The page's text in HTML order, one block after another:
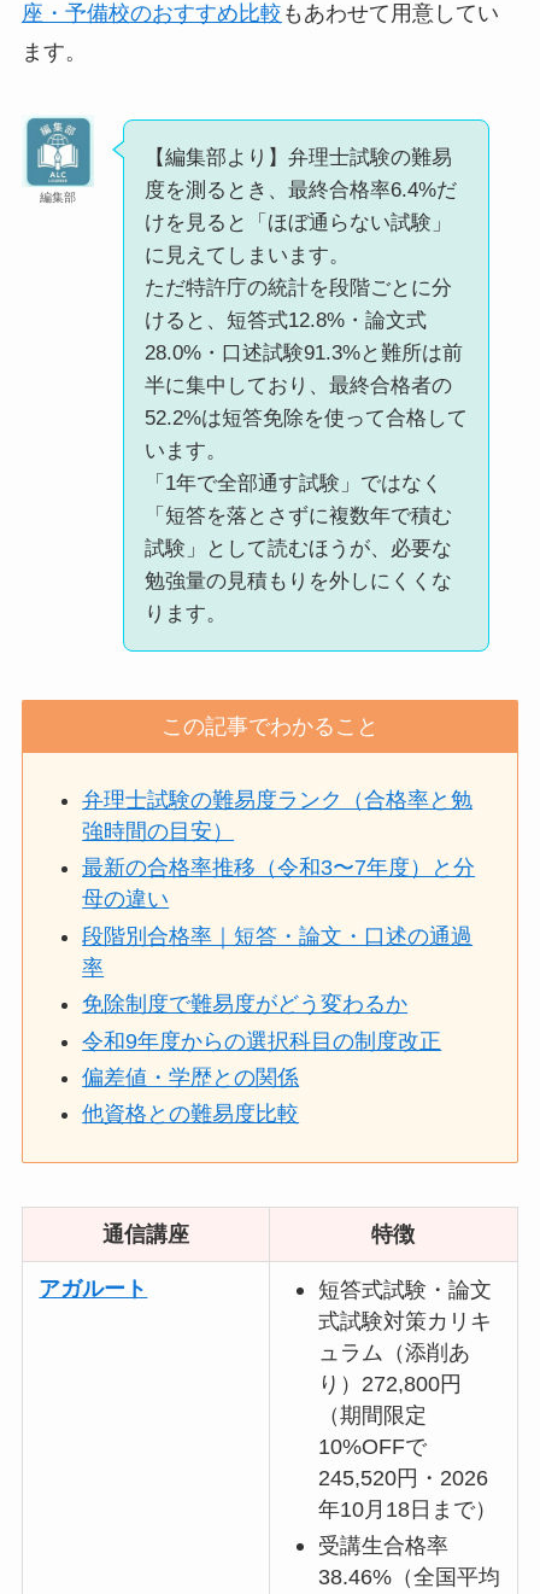
座・予備校のおすすめ比較 もあわせて用意してい
ます。
編集部
【編集部より】弁理士試験の難易
度を測るとき、最終合格率6.4%だ
けを見ると「ほぼ通らない試験」
に見えてしまいます。
ただ特許庁の統計を段階ごとに分
けると、短答式12.8%・論文式
28.0%・口述試験91.3%と難所は前
半に集中しており、最終合格者の
52.2%は短答免除を使って合格して
います。
「1年で全部通す試験」ではなく
「短答を落とさずに複数年で積む
試験」として読むほうが、必要な
勉強量の見積もりを外しにくくな
ります。
この記事でわかること
弁理士試験の難易度ランク（合格率と勉
強時間の目安）
最新の合格率推移（令和3〜7年度）と分
母の違い
段階別合格率｜短答・論文・口述の通過
率
免除制度で難易度がどう変わるか
令和9年度からの選択科目の制度改正
偏差値・学歴との関係
他資格との難易度比較
通信講座 特徴
アガルート
短答式試験・論文
式試験対策カリキ
ュラム（添削あ
り）272,800円
（期間限定
10%OFFで
245,520円・2026
年10月18日まで）
受講生合格率
38.46%（全国平均